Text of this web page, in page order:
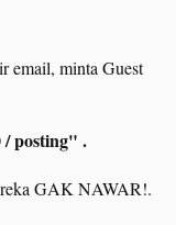
email, minta Guest
/ posting" .
GAK NAWAR!.